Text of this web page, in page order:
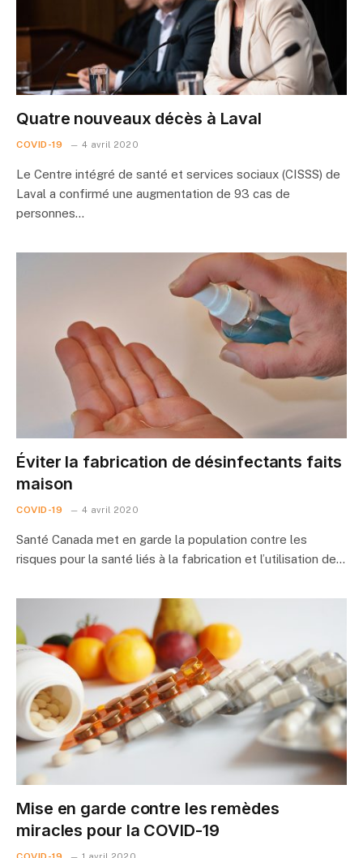
Quatre nouveaux décès à Laval
COVID-19 4 avril 2020
Le Centre intégré de santé et services sociaux (CISSS) de
Laval a confirmé une augmentation de 93 cas de
personnes…
Éviter la fabrication de désinfectants faits
maison
COVID-19 4 avril 2020
Santé Canada met en garde la population contre les
risques pour la santé liés à la fabrication et l’utilisation de…
Mise en garde contre les remèdes
miracles pour la COVID-19
1 avril 2020